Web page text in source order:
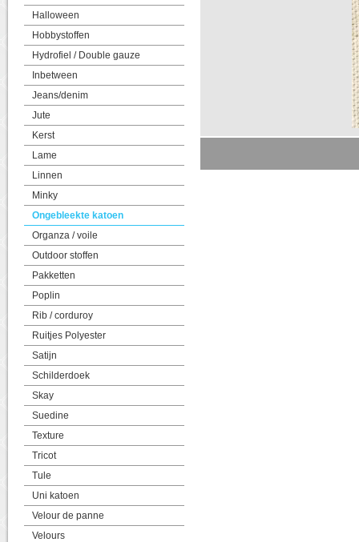
Halloween
Hobbystoffen
Hydrofiel / Double gauze
Inbetween
Jeans/denim
Jute
Kerst
Lame
Linnen
Minky
Ongebleekte katoen
Organza / voile
Outdoor stoffen
Pakketten
Poplin
Rib / corduroy
Ruitjes Polyester
Satijn
Schilderdoek
Skay
Suedine
Texture
Tricot
Tule
Uni katoen
Velour de panne
Velours